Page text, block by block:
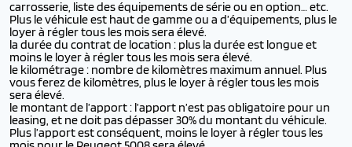
carrosserie, liste des équipements de série ou en option… etc.
Plus le véhicule est haut de gamme ou a d’équipements, plus le
loyer à régler tous les mois sera élevé.
la durée du contrat de location : plus la durée est longue et
moins le loyer à régler tous les mois sera élevé.
le kilométrage : nombre de kilomètres maximum annuel. Plus
vous ferez de kilomètres, plus le loyer à régler tous les mois
sera élevé.
le montant de l’apport : l’apport n’est pas obligatoire pour un
leasing, et ne doit pas dépasser 30% du montant du véhicule.
Plus l’apport est conséquent, moins le loyer à régler tous les